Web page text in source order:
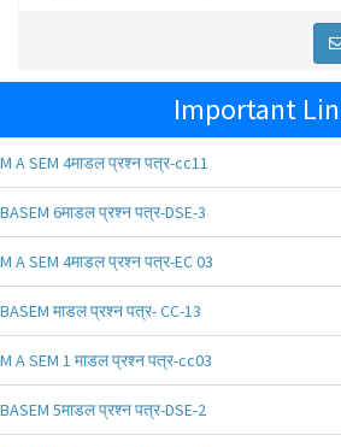
Important
M A SEM 4माडल प्रश्न पत्र-cc11
BASEM 6माडल प्रश्न पत्र-DSE-3
M A SEM 4माडल प्रश्न पत्र-EC 03
BASEM माडल प्रश्न पत्र- CC-13
M A SEM 1 माडल प्रश्न पत्र-cc03
BASEM 5माडल प्रश्न पत्र-DSE-2